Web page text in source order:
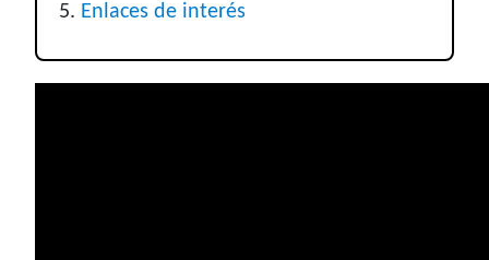
Enlaces de interés